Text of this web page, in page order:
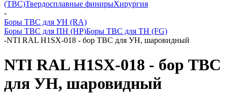
(ТВС)Твердосплавные финирыХирургия
-
Боры ТВС для УН (RA)
Боры ТВС для ПН (HP)Боры ТВС для ТН (FG)
-NTI RAL H1SX-018 - бор ТВС для УН, шаровидный
NTI RAL H1SX-018 - бор ТВС
для УН, шаровидный